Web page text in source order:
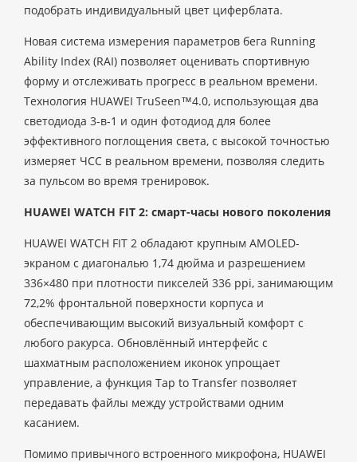
подобрать индивидуальный цвет циферблата.
Новая система измерения параметров бега Running
Ability Index (RAI) позволяет оценивать спортивную
форму и отслеживать прогресс в реальном времени.
Технология HUAWEI TruSeen™4.0, использующая два
светодиода 3-в-1 и один фотодиод для более
эффективного поглощения света, с высокой точностью
измеряет ЧСС в реальном времени, позволяя следить
за пульсом во время тренировок.
HUAWEI WATCH FIT 2: смарт-часы нового поколения
HUAWEI WATCH FIT 2 обладают крупным AMOLED-
экраном с диагональю 1,74 дюйма и разрешением
336×480 при плотности пикселей 336 ppi, занимающим
72,2% фронтальной поверхности корпуса и
обеспечивающим высокий визуальный комфорт с
любого ракурса. Обновлённый интерфейс с
шахматным расположением иконок упрощает
управление, а функция Tap to Transfer позволяет
передавать файлы между устройствами одним
касанием.
Помимо привычного встроенного микрофона, HUAWEI